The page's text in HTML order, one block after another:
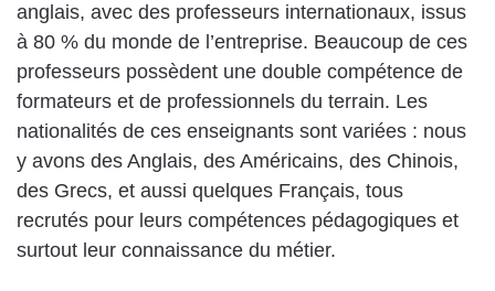
anglais, avec des professeurs internationaux, issus
à 80 % du monde de l’entreprise. Beaucoup de ces
professeurs possèdent une double compétence de
formateurs et de professionnels du terrain. Les
nationalités de ces enseignants sont variées : nous
y avons des Anglais, des Américains, des Chinois,
des Grecs, et aussi quelques Français, tous
recrutés pour leurs compétences pédagogiques et
surtout leur connaissance du métier.